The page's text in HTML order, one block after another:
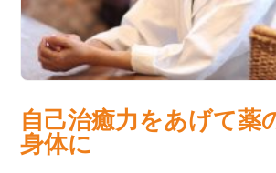
自己治癒力をあげて薬
身体に